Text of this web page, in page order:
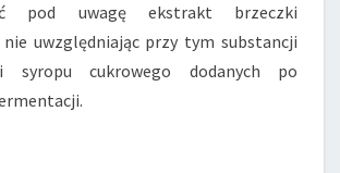
pod uwagę ekstrakt brzeczki
uwzględniając przy tym substancji
syropu cukrowego dodanych po